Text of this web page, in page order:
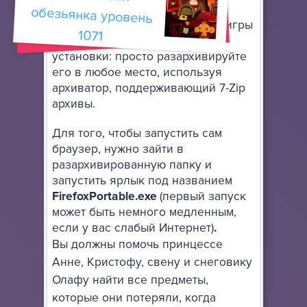
портативный браузер Mozilla
, чтобы запускать флеш игры
онлайн. Он не требует особой
установки: просто разархивируйте
его в любое место, используя
архиватор, поддерживающий 7-Zip
архивы.
Для того, чтобы запустить сам
браузер, нужно зайти в
разархивированную папку и
запустить ярлык под названием
FirefoxPortable.exe(первый запуск
может быть немного медленным,
если у вас слабый Интернет).
Вы должны помочь принцессе
Анне, Кристофу, свену и снеговику
Олафу найти все предметы,
которые они потеряли, когда
1071